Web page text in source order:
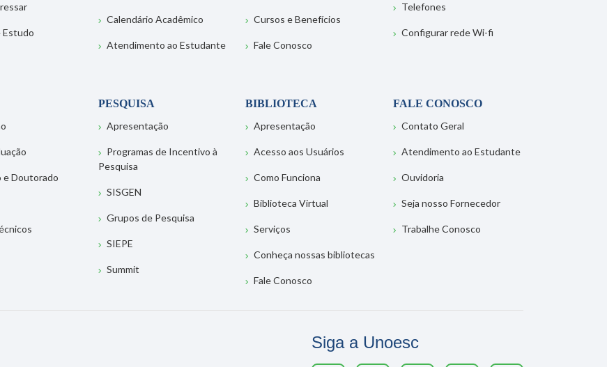
Estudo
Calendário Acadêmico
Atendimento ao Estudante
Cursos e Benefícios
Fale Conosco
Telefones
Configurar rede Wi-fi
e Doutorado
PESQUISA
Apresentação
Programas de Incentivo à
Pesquisa
SISGEN
Grupos de Pesquisa
SIEPE
Summit
BIBLIOTECA
Apresentação
Acesso aos Usuários
Como Funciona
Biblioteca Virtual
Serviços
Conheça nossas bibliotecas
Fale Conosco
FALE CONOSCO
Contato Geral
Atendimento ao Estudante
Ouvidoria
Seja nosso Fornecedor
Trabalhe Conosco
Siga a Unoesc